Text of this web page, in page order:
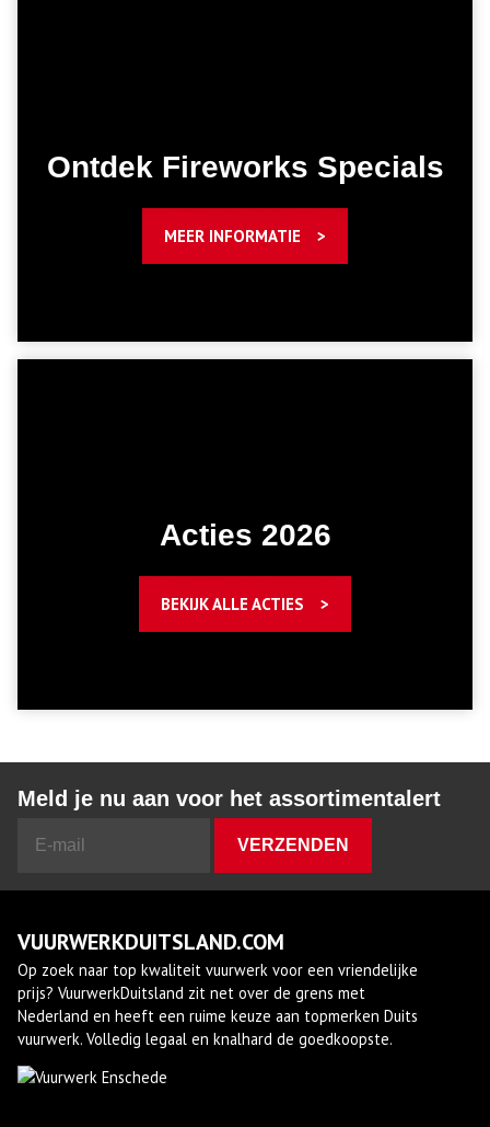
Ontdek Fireworks Specials
MEER INFORMATIE
Acties 2026
BEKIJK ALLE ACTIES
Meld je nu aan voor het assortimentalert
VUURWERKDUITSLAND.COM
Op zoek naar top kwaliteit vuurwerk voor een vriendelijke
prijs? VuurwerkDuitsland zit net over de grens met
Nederland en heeft een ruime keuze aan topmerken Duits
vuurwerk. Volledig legaal en knalhard de goedkoopste.